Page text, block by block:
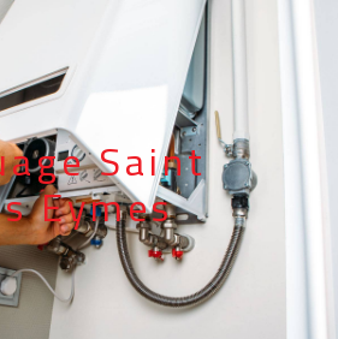
cookies
Saint
Eymes